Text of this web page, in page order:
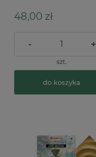
48,00 zł
- +
szt.
do koszyka